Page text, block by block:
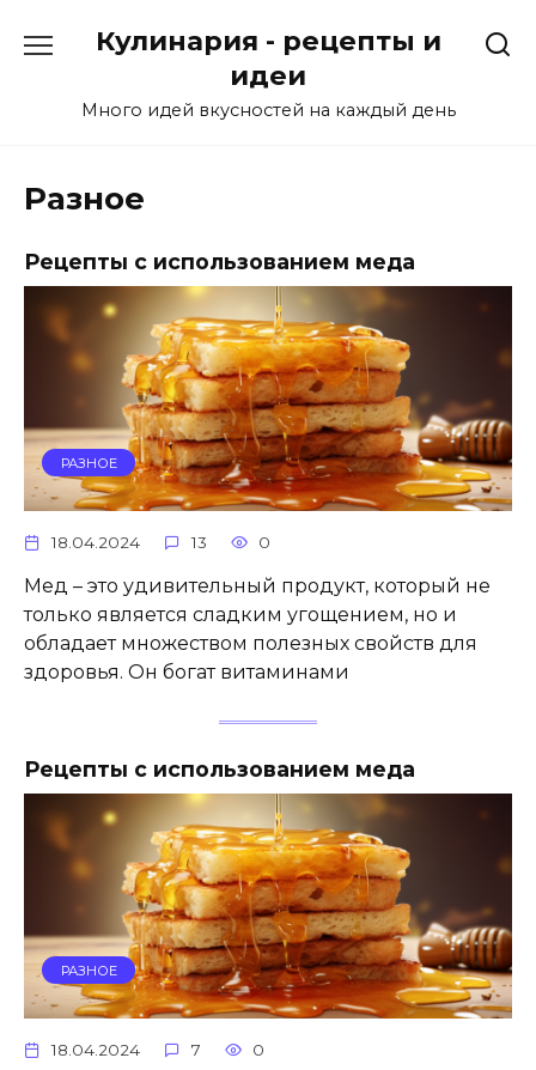
Кулинария - рецепты и
идеи
Много идей вкусностей на каждый день
Разное
Рецепты с использованием меда
РАЗНОЕ
18.04.2024 13 0
Мед – это удивительный продукт, который не
только является сладким угощением, но и
обладает множеством полезных свойств для
здоровья. Он богат витаминами
Рецепты с использованием меда
РАЗНОЕ
18.04.2024 7 0